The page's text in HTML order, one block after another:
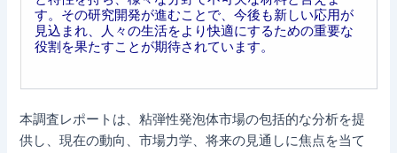
す。その研究開発が進むことで、今後も新しい応用が
見込まれ、人々の生活をより快適にするための重要な
役割を果たすことが期待されています。
本調査レポートは、粘弾性発泡体市場の包括的な分析を提
供し、現在の動向、市場力学、将来の見通しに焦点を当て